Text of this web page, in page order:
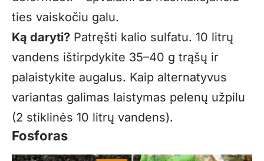
ties vaiskočiu galu.
Ką daryti? Patręšti kalio sulfatu. 10 litrų
vandens ištirpdykite 35–40 g trąšų ir
palaistykite augalus. Kaip alternatyvus
variantas galimas laistymas pelenų užpilu
(2 stiklinės 10 litrų vandens).
Fosforas